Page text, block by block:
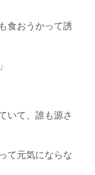
食おうかって誘
いて、誰も源さ
て元気にならな